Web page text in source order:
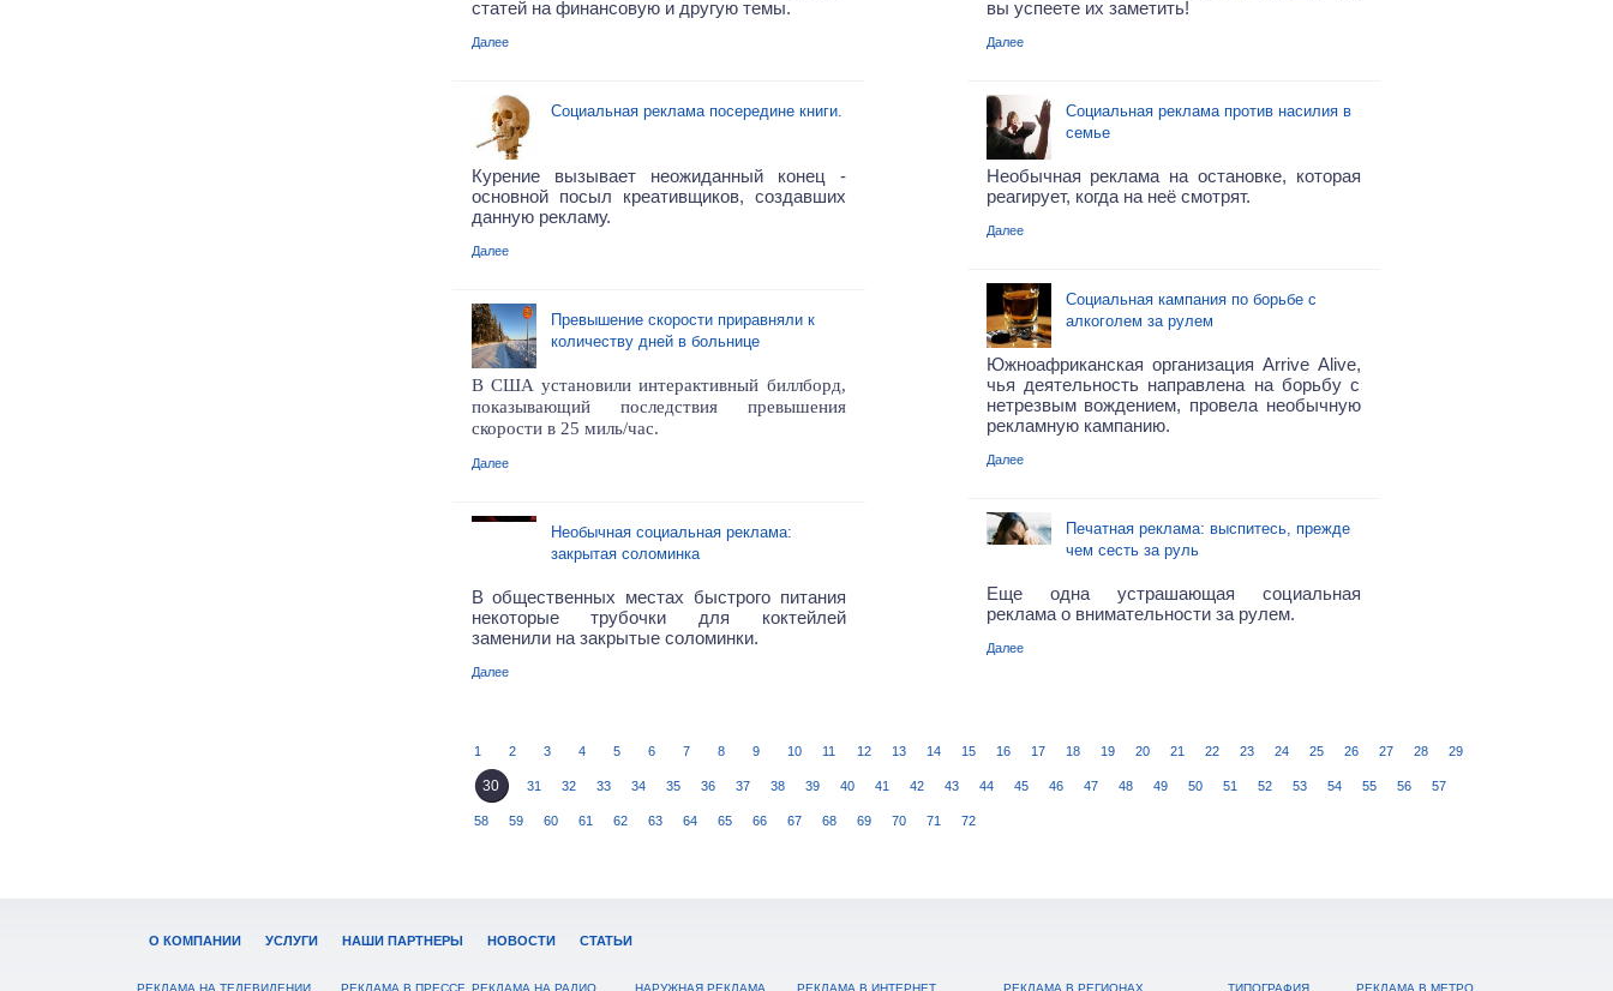
статей на финансовую и другую темы.
Далее
Социальная реклама посередине книги.
Курение вызывает неожиданный конец -
основной посыл креативщиков, создавших
данную рекламу.
Далее
Превышение скорости приравняли к
количеству дней в больнице
В США установили интерактивный биллборд,
показывающий последствия превышения
скорости в 25 миль/час.
Далее
Необычная социальная реклама:
закрытая соломинка
В общественных местах быстрого питания
некоторые трубочки для коктейлей
заменили на закрытые соломинки.
Далее
вы успеете их заметить!
Далее
Социальная реклама против насилия в
семье
Необычная реклама на остановке, которая
реагирует, когда на неё смотрят.
Далее
Социальная кампания по борьбе с
алкоголем за рулем
Южноафриканская организация Arrive Alive,
чья деятельность направлена на борьбу с
нетрезвым вождением, провела необычную
рекламную кампанию.
Далее
Печатная реклама: выспитесь, прежде
чем сесть за руль
Еще одна устрашающая социальная
реклама о внимательности за рулем.
Далее
1 2 3 4 5 6 7 8 9 10 11 12 13 14 15 16 17 18 19 20 21 22 23 24 25 26 27 28 29
30 31 32 33 34 35 36 37 38 39 40 41 42 43 44 45 46 47 48 49 50 51 52 53 54 55 56 57
58 59 60 61 62 63 64 65 66 67 68 69 70 71 72
О КОМПАНИИ УСЛУГИ НАШИ ПАРТНЕРЫ НОВОСТИ СТАТЬИ
РЕКЛАМА НА ТЕЛЕВИДЕНИИ РЕКЛАМА В ПРЕССЕ РЕКЛАМА НА РАДИО НАРУЖНАЯ РЕКЛАМА РЕКЛАМА В ИНТЕРНЕТ РЕКЛАМА В РЕГИОНАХ ТИПОГРАФИЯ РЕКЛАМА В МЕТРО,